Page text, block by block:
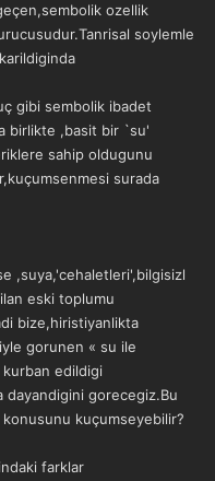
ozellik
soylemle
gibi sembolik ibadet
birlikte ,basit bir `su'
sahip oldugunu
surada
,suya,'cehaletleri',bilgisizl
eski toplumu
bize,hiristiyanlikta
gorunen « su ile
edildigi
gorecegiz.Bu
kuçumseyebilir?
farklar